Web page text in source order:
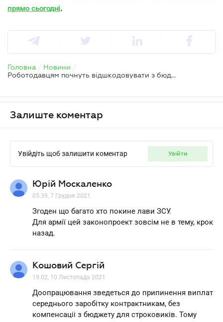
прямо сьогодні.
Головна / Новини /
Роботодавцям почнуть відшкодовувати з бюджету середній заробіток за призваних на військову службу, але не всіх – законопроект
Залиште коментар
Увійдіть щоб залишити коментар увійти
Юрій Москаленко
05.39, 7 Грудня 2021
Згоден що багато хто покине лави ЗСУ.
Для армії цей законопроект зовсім не в тему, крок
назад.
Кошовий Сергій
19.02, 10 Листопада 2021
Доопрацювання зведеться до припинення виплат
середнього заробітку контрактникам, без
компенсаціі з бюджету для строковиків. Тому